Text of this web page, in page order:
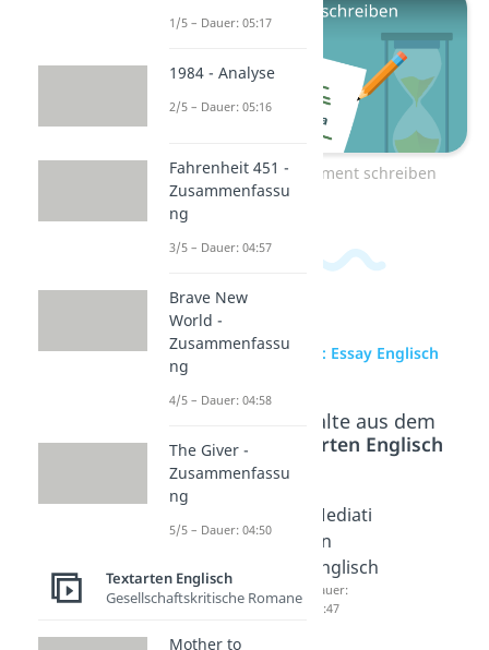
Zum Video: Comment schreiben
zur Videoseite: Essay Englisch
Beliebte Inhalte aus dem
Bereich
Textarten Englisch
Entry
04:45
entry
en
Mediati
on
Englisch
Dauer:
03:47
1/5 – Dauer: 05:17
1984 - Analyse
2/5 – Dauer: 05:16
Fahrenheit 451 -
Zusammenfassu
ng
3/5 – Dauer: 04:57
Brave New
World -
Zusammenfassu
ng
4/5 – Dauer: 04:58
The Giver -
Zusammenfassu
ng
5/5 – Dauer: 04:50
Textarten Englisch
Gesellschaftskritische Romane
Mother to